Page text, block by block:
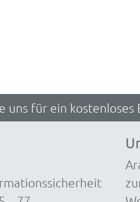
uns für ein kostenloses